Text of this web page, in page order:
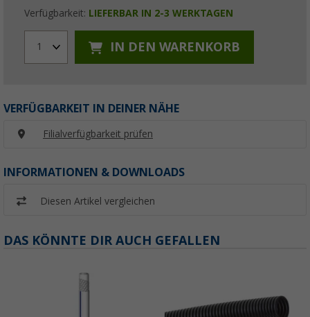
Verfügbarkeit: LIEFERBAR IN 2-3 WERKTAGEN
1 IN DEN WARENKORB
VERFÜGBARKEIT IN DEINER NÄHE
Filialverfügbarkeit prüfen
INFORMATIONEN & DOWNLOADS
Diesen Artikel vergleichen
DAS KÖNNTE DIR AUCH GEFALLEN